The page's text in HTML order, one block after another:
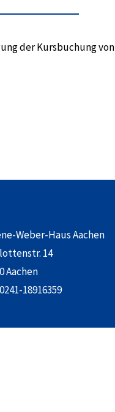
der Kursbuchung von
Weber-Haus Aachen
14
Aachen
0241-18916359